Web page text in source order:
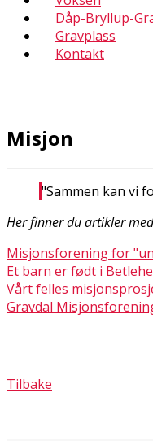
Dåp-Bryllup-
Gravplass
Kontakt
Misjon
"Sammen kan vi
Her finner du artikler
Misjonsforening for
Et barn er født i
Vårt felles
Gravdal
Tilbake